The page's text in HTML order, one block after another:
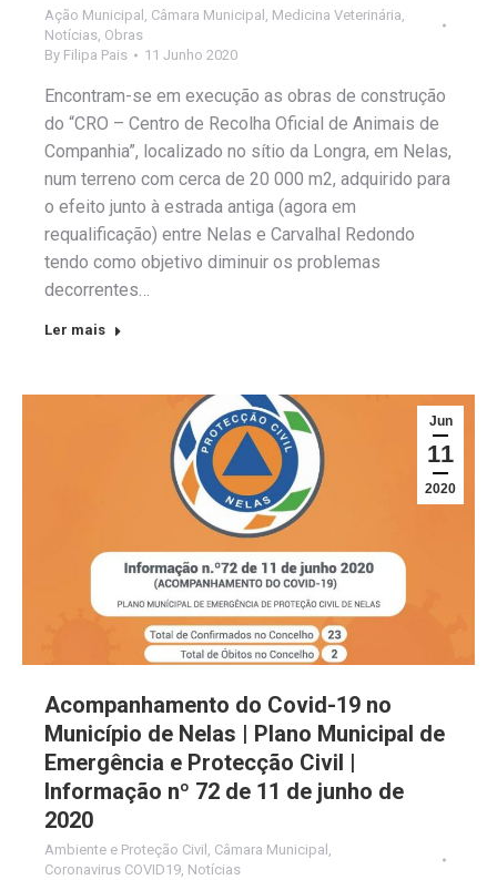
Ação Municipal Câmara Municipal Medicina Veterinária
Notícias Obras
By Filipa Pais 11 Junho 2020
Encontram-se em execução as obras de construção
do “CRO – Centro de Recolha Oficial de Animais de
Companhia”, localizado no sítio da Longra, em Nelas,
num terreno com cerca de 20 000 m2, adquirido para
o efeito junto à estrada antiga (agora em
requalificação) entre Nelas e Carvalhal Redondo
tendo como objetivo diminuir os problemas
decorrentes…
Ler mais
Jun
11
2020
Acompanhamento do Covid-19 no
Município de Nelas | Plano Municipal de
Emergência e Protecção Civil |
Informação nº 72 de 11 de junho de
2020
Ambiente e Proteção Civil , Câmara Municipal ,
Coronavirus COVID19, Notícias